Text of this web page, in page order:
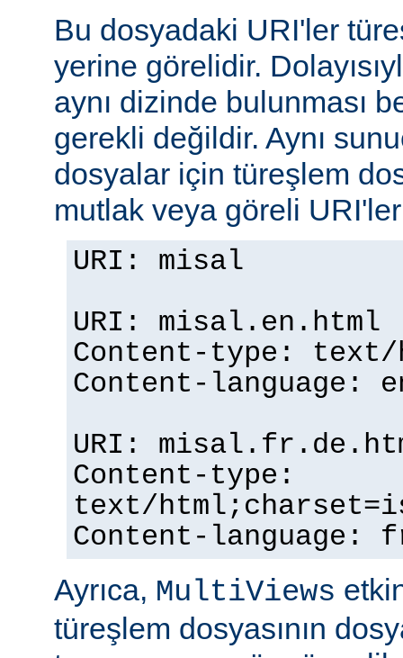
Bu dosyadaki URI'ler
yerine görelidir.
aynı dizinde bulunması
gerekli değildir. Aynı
dosyalar için türeşlem
mutlak veya göreli
URI: misal
URI: misal.en.html
Content-type: text/
Content-language:
URI:
Content-type:
text/
Content-language:
Ayrıca, MultiViews
türeşlem dosyasının